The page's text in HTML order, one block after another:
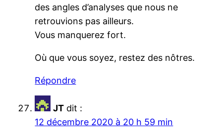
des angles d’analyses que nous ne
retrouvions pas ailleurs.
Vous manquerez fort.
Où que vous soyez, restez des nôtres.
Répondre
JT dit :
12 décembre 2020 à 20 h 59 min